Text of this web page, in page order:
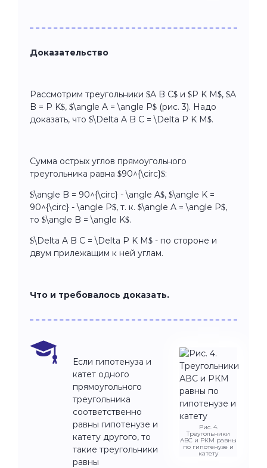
Доказательство
Рассмотрим треугольники $A B C$ и $P K M$, $A
B = P K$, $\angle A = \angle P$ (рис. 3). Надо
доказать, что $\Delta A B C = \Delta P K M$.
Сумма острых углов прямоугольного
треугольника равна $90^{\circ}$:
$\angle B = 90^{\circ} - \angle A$, $\angle K =
90^{\circ} - \angle P$, т. к. $\angle A = \angle P$,
то $\angle B = \angle K$.
$\Delta A B C = \Delta P K M$ - по стороне и
двум прилежащим к ней углам.
Что и требовалось доказать.
Рис. 4.
Треугольники
АВС и РКМ равны
по гипотенузе и
катету
Если гипотенуза и
катет одного
прямоугольного
треугольника
соответственно
равны гипотенузе и
катету другого, то
такие треугольники
равны